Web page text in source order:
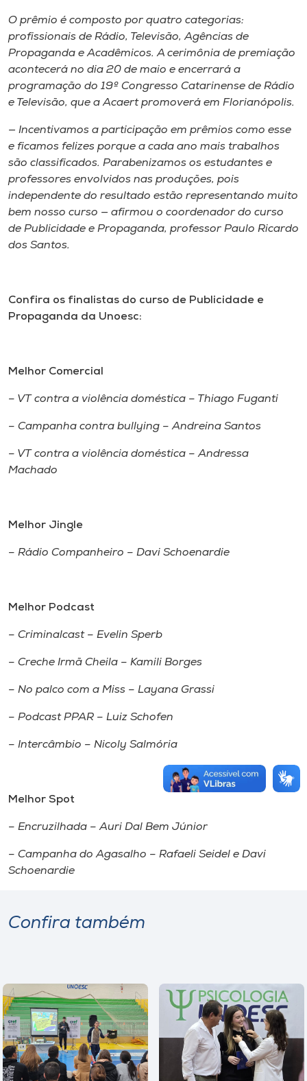
A+
A-
O prêmio é composto por quatro categorias:
profissionais de Rádio, Televisão, Agências de
Propaganda e Acadêmicos. A cerimônia de premiação
acontecerá no dia 20 de maio e encerrará a
programação do 19º Congresso Catarinense de Rádio
e Televisão, que a Acaert promoverá em Florianópolis.
— Incentivamos a participação em prêmios como esse
e ficamos felizes porque a cada ano mais trabalhos
são classificados. Parabenizamos os estudantes e
professores envolvidos nas produções, pois
independente do resultado estão representando muito
bem nosso curso — afirmou o coordenador do curso
de Publicidade e Propaganda, professor Paulo Ricardo
dos Santos.
Confira os finalistas do curso de Publicidade e
Propaganda da Unoesc:
Melhor Comercial
– VT contra a violência doméstica – Thiago Fuganti
– Campanha contra bullying – Andreina Santos
– VT contra a violência doméstica – Andressa
Machado
Melhor Jingle
– Rádio Companheiro – Davi Schoenardie
Melhor Podcast
– Criminalcast – Evelin Sperb
– Creche Irmã Cheila – Kamili Borges
– No palco com a Miss – Layana Grassi
– Podcast PPAR – Luiz Schofen
– Intercâmbio – Nicoly Salmória
Melhor Spot
– Encruzilhada – Auri Dal Bem Júnior
– Campanha do Agasalho – Rafaeli Seidel e Davi
Schoenardie
Confira também